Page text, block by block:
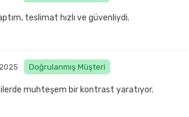
teslimat hızlı ve güvenliydi.
Doğrulanmış Müşteri
muhteşem bir kontrast yaratıyor.